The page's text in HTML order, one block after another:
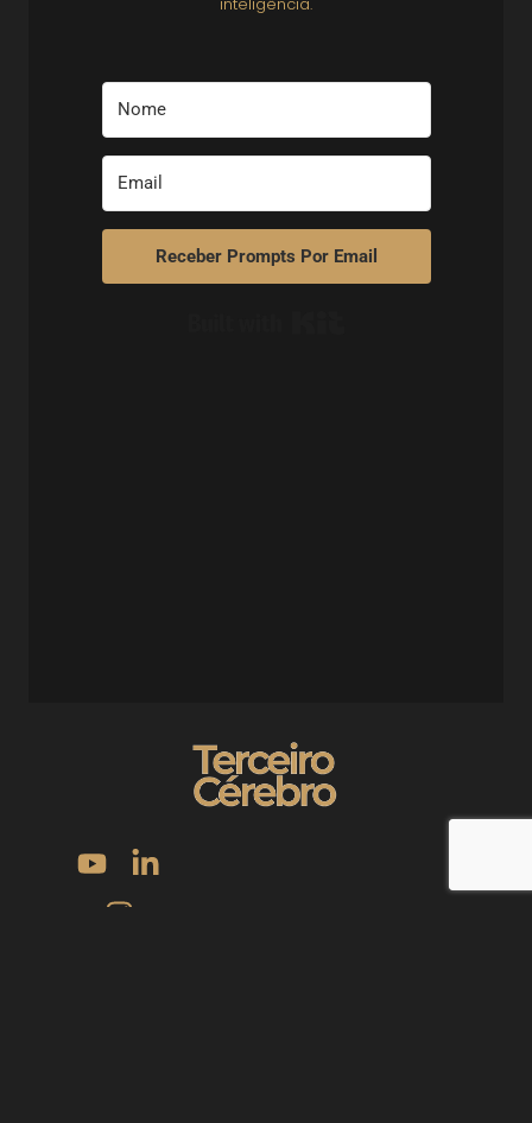
Receber Prompts Por Email